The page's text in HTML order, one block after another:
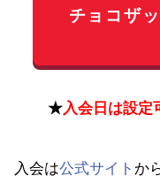
チョコザ
★入会日は設定
入会は公式サイト か